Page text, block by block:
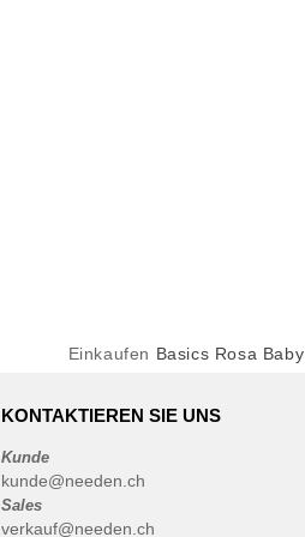
Einkaufen Basics Rosa
KONTAKTIEREN SIE UNS
Kunde
kunde@needen.ch
Sales
verkauf@needen.ch